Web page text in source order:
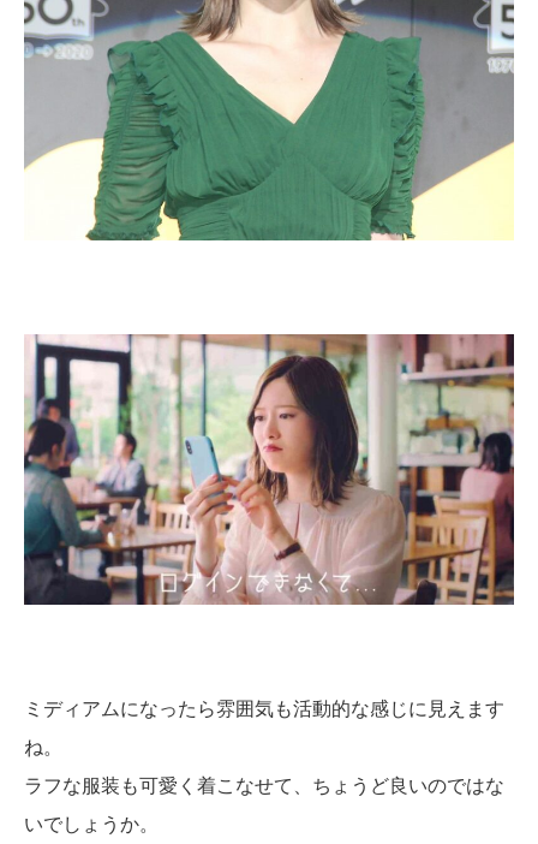
ミディアムになったら雰囲気も活動的な感じに見えます
ね。
ラフな服装も可愛く着こなせて、ちょうど良いのではな
いでしょうか。